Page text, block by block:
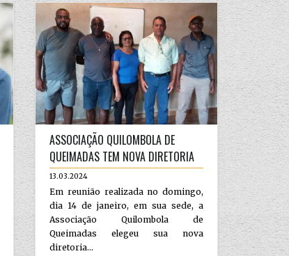
ASSOCIAÇÃO QUILOMBOLA DE
QUEIMADAS TEM NOVA DIRETORIA
13.03.2024
Em reunião realizada no domingo,
dia 14 de janeiro, em sua sede, a
Associação Quilombola de
Queimadas elegeu sua nova
diretoria...